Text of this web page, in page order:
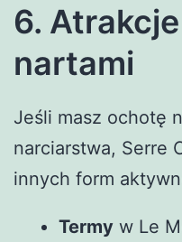
6.
nartami
Jeśli masz ochotę
narciarstwa, Serre
innych form
Termy w Le